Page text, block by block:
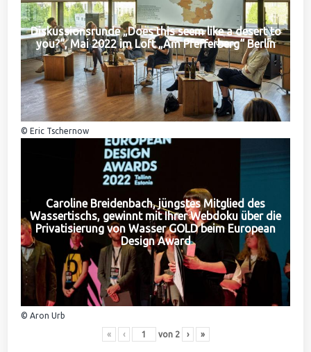
Diskussionsrunde „Does this seem like a desert to
you?“, Mai 2022 im Loft „Am Pfefferberg“ Berlin
© Eric Tschernow
Caroline Breidenbach, jüngstes Mitglied des
Wassertischs, gewinnt mit Ihrer Webdoku über die
Privatisierung von Wasser GOLD beim European
Design Award
© Aron Urb
« ‹ von 2 › »